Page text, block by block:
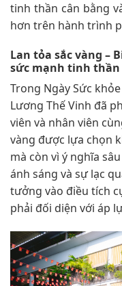
tinh thần cân bằng
hơn trên hành trình
Lan tỏa sắc vàng –
sức mạnh tinh thần
Trong Ngày Sức
Lương Thế Vinh đã
viên và nhân viên
vàng được lựa chọn
mà còn vì ý nghĩa
ánh sáng và sự lạc
tưởng vào điều tích
phải đối diện với áp